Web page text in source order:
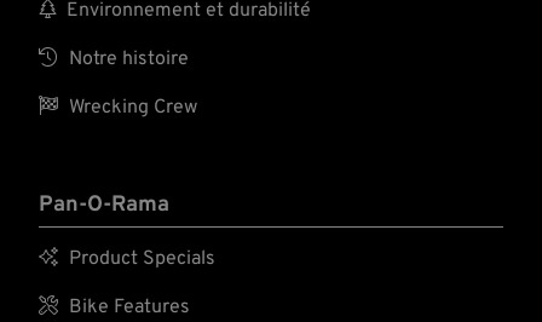
 Environnement et durabilité
 Notre histoire
 Wrecking Crew
Pan-O-Rama
 Product Specials
 Bike Features